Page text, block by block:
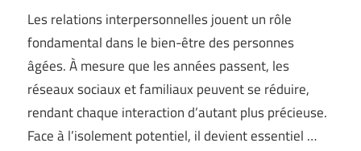
Les relations interpersonnelles jouent un rôle
fondamental dans le bien-être des personnes
âgées. À mesure que les années passent, les
réseaux sociaux et familiaux peuvent se réduire,
rendant chaque interaction d’autant plus précieuse.
Face à l’isolement potentiel, il devient essentiel …